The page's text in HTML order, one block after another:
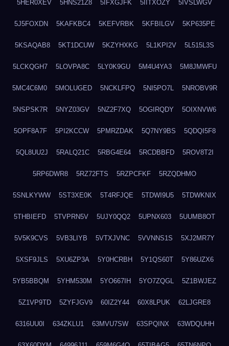
5HER0XEV 5HNS21Z8 5IFXGJFK 5IITXOZY 5IVSLWGV
5J5FOXDN 5KAFKBC4 5KEFVRBK 5KFBILGV 5KP635PE
5KSAQAB8 5KT1DCUW 5KZYHXKG 5L1KPI2V 5L515L3S
5LCKQGH7 5LOVPA8C 5LY0K9GU 5M4U4YA3 5M8JMWFU
5MC4C6M0 5MOLUGED 5NCKLFPQ 5NI5PO7L 5NROBV9R
5NSPSK7R 5NYZ03GV 5NZ2F7XQ 5OGIRQDY 5OIXNVW6
5OPF8A7F 5PI2KCCW 5PMRZDAK 5Q7NY9BS 5QDQI5F8
5QL8UU2J 5RALQ21C 5RBG4E64 5RCDBBFD 5ROV8T2I
5RP6DWR8 5RZ72FTS 5RZPCFKF 5RZQDHMO
5SNLKYWW 5ST3XE0K 5T4RFJQE 5TDWI9U5 5TDWKNIX
5THBIEFD 5TVPRN5V 5UJY0QQ2 5UPNX603 5UUMB8OT
5V5K9CVS 5VB3LIYB 5VTXJVNC 5VVNNS1S 5XJ2MR7Y
5XSF9JLS 5XU6ZP3A 5Y0HCRBH 5Y1QS60T 5Y86UZX6
5YB5BBQM 5YHM530M 5YO667IH 5YO7ZQGL 5Z1BWJEZ
5Z1VP9TD 5ZYFJGV9 60IZ2Y44 60X8LPUK 62LJGRE8
6316UU0I 634ZKLU1 63MVU7SW 63SPQINX 63WDQUHH